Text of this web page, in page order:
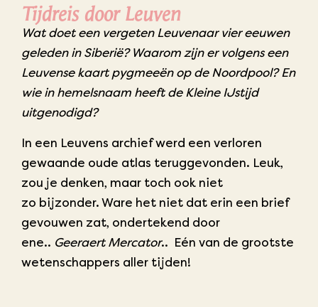
Tijdreis door Leuven
Wat doet een vergeten Leuvenaar vier eeuwen
geleden in Siberië? Waarom zijn er volgens een
Leuvense kaart pygmeeën op de Noordpool? En
wie in hemelsnaam heeft de Kleine IJstijd
uitgenodigd?
In een Leuvens archief werd een verloren
gewaande oude atlas teruggevonden. Leuk,
zou je denken, maar toch ook niet
zo bijzonder. Ware het niet dat erin een brief
gevouwen zat, ondertekend door
ene.. Geeraert Mercator.. Eén van de grootste
wetenschappers aller tijden!